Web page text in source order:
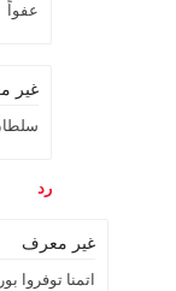
عفواً
غير
رد
غير معرف
اتمنا توفروا